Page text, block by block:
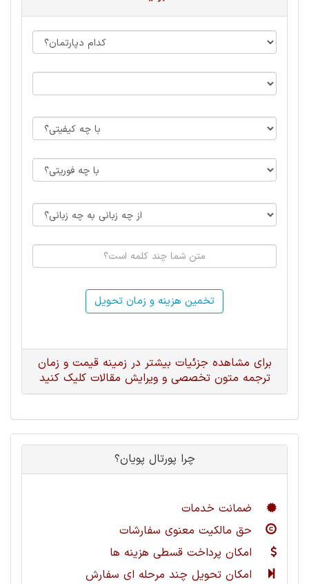
تخمین هزینه و زمان تحویل
برای مشاهده جزئیات بیشتر در زمینه قیمت و زمان
ترجمه متون تخصصی و ویرایش مقالات کلیک کنید
چرا پورتال پویان؟
ضمانت خدمات
حق مالکیت معنوی سفارشات
امکان پرداخت قسطی هزینه ها
امکان تحویل چند مرحله ای سفارش